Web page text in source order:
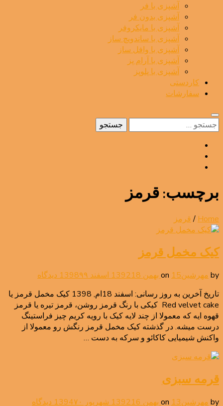
آشپزی با فر
آشپزی بدون فر
آشپزی با مایکروفر
آشپزی با ساندویچ ساز
آشپزی با وافل ساز
آشپزی با آرام پز
آشپزی با پلوپز
کاردستی
سفارشات
جستجو
برای:
برچسب: قرمز
Home
/ قرمز
کیک مخمل قرمز
by مهرشین on 15 بهمن 1392 18 اسفند 1398 ۹۹ دیدگاه
مخمل
قرمز
تاریخ آخرین به روز رسانی: اسفند 18ام, 1398 کیک مخمل قرمز یا
Red velvet cake کیکی با رنگ قرمز روشن، قرمز تیره یا قرمز
قهوه ایه که معمولا از چند لایه کیک با رویه کریم چیز فراستینگ
درست میشه. در گذشته کیک مخمل قرمز رنگش رو معمولا از
واکنش شیمیایی کاکائو و سرکه به دست …
قرمه سبزی
by مهرشین on 13 بهمن 1392 16 شهریور 1394 ۷۰ دیدگاه